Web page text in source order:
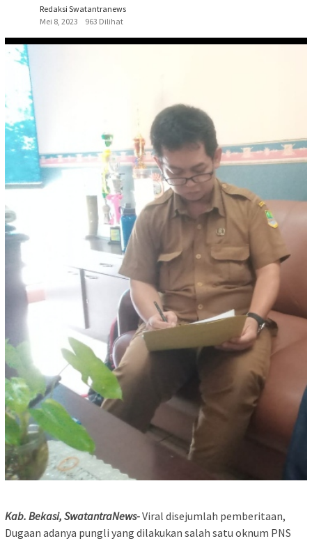
Redaksi Swatantranews
Mei 8, 2023
963 Dilihat
Kab. Bekasi, SwatantraNews-Viral disejumlah pemberitaan,
Dugaan adanya pungli yang dilakukan salah satu oknum PNS